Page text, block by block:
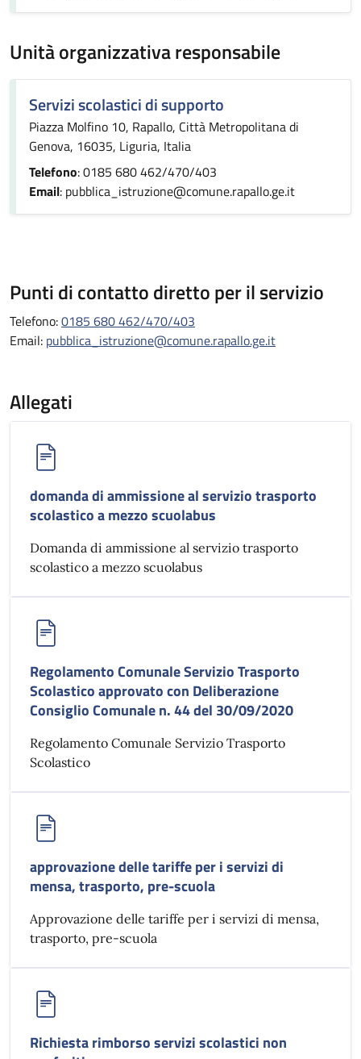
Unità organizzativa responsabile
Servizi scolastici di supporto
Piazza Molfino 10, Rapallo, Città Metropolitana di
Genova, 16035, Liguria, Italia
Telefono: 0185 680 462/470/403
Email: pubblica_istruzione@comune.rapallo.ge.it
Punti di contatto diretto per il servizio
Telefono:0185 680 462/470/403
Email: pubblica_istruzione@comune.rapallo.ge.it
Allegati
domanda di ammissione al servizio trasporto
scolastico a mezzo scuolabus
Domanda di ammissione al servizio trasporto
scolastico a mezzo scuolabus
Regolamento Comunale Servizio Trasporto
Scolastico approvato con Deliberazione
Consiglio Comunale n. 44 del 30/09/2020
Regolamento Comunale Servizio Trasporto
Scolastico
approvazione delle tariffe per i servizi di
mensa, trasporto, pre-scuola
Approvazione delle tariffe per i servizi di mensa,
trasporto, pre-scuola
Richiesta rimborso servizi scolastici non